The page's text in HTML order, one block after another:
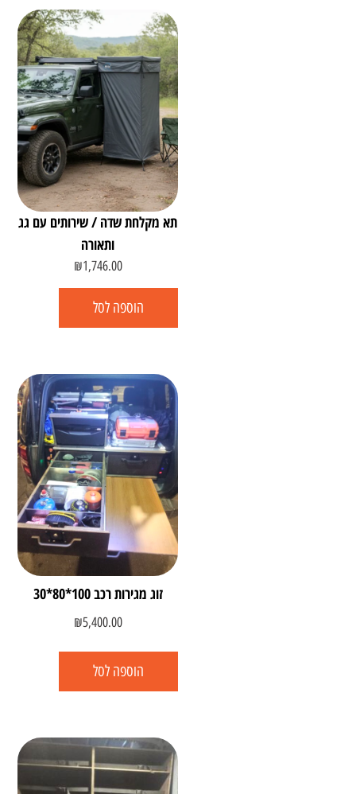
תא מקלחת שדה / שירותים עם גג
ותאורה
₪1,746.00
הוספה לסל
זוג מגירות רכב 100*80*30
₪5,400.00
הוספה לסל